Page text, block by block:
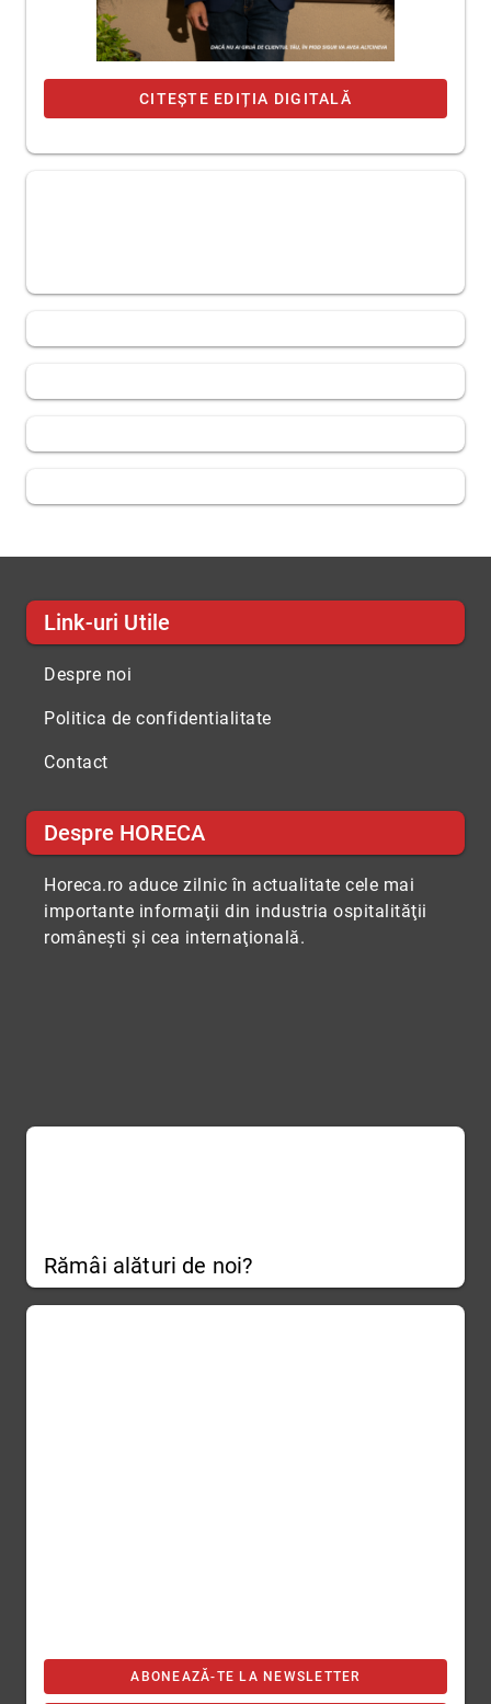
CITEȘTE EDIȚIA DIGITALĂ
Link-uri Utile
Despre noi
Politica de confidentialitate
Contact
Despre HORECA
Horeca.ro aduce zilnic în actualitate cele mai
importante informaţii din industria ospitalităţii
româneşti şi cea internaţională.
Rămâi alături de noi?
ABONEAZĂ-TE LA NEWSLETTER